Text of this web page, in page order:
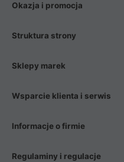
Okazja i promocja
Struktura strony
Sklepy marek
Wsparcie klienta i serwis
Informacje o firmie
Regulaminy i regulacje